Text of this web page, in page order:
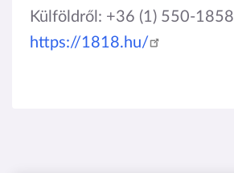
Külföldről: +36 (1) 550-1858
https://1818.hu/